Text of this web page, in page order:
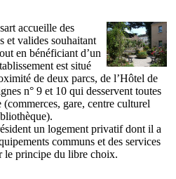
accueille des
et valides souhaitant
en bénéficiant d’un
est situé
de deux parcs, de l’Hôtel de
n° 9 et 10 qui desservent toutes
gare, centre culturel
un logement privatif dont il a
communs et des services
le principe du libre choix.